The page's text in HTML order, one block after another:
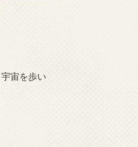
宙を歩い